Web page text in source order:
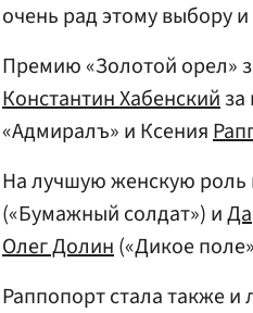
очень рад этому выбору
Премию «Золотой орел»
Константин Хабенский
«Адмиралъ» и Ксения
На лучшую женскую роль
(«Бумажный солдат») и
Олег Долин(«Дикое
Раппопорт стала также